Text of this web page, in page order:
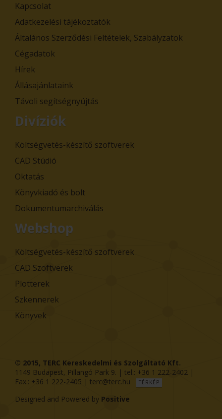
Kapcsolat
Adatkezelési tájékoztatók
Általános Szerződési Feltételek, Szabályzatok
Cégadatok
Hírek
Állásajánlataink
Távoli segítségnyújtás
Divíziók
Költségvetés-készítő szoftverek
CAD Stúdió
Oktatás
Könyvkiadó és bolt
Dokumentumarchiválás
Webshop
Költségvetés-készítő szoftverek
CAD Szoftverek
Plotterek
Szkennerek
Könyvek
© 2015, TERC Kereskedelmi és Szolgáltató Kft.
1149 Budapest, Pillangó Park 9. | tel.: +36 1 222-2402 |
Fax.: +36 1 222-2405 | terc@terc.hu TÉRKÉP
Designed and Powered by Positive